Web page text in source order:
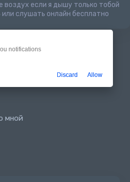
воздух если я дышу только тобой
слушать онлайн бесплатно
мной
notifications
Discard Allow